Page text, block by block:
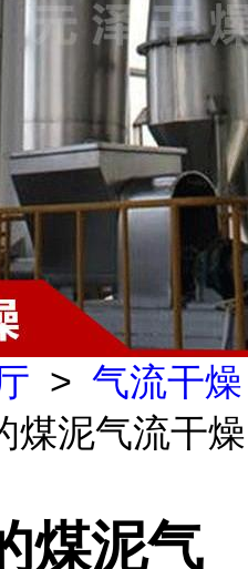
> 气流干燥
煤泥气流干燥
煤泥气